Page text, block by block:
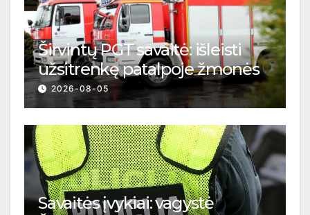
Širvintų PGT savaitė: išleisti
užsitrenkę patalpoje žmonės
2026-08-05
Savaitės įvykiai: vagystė